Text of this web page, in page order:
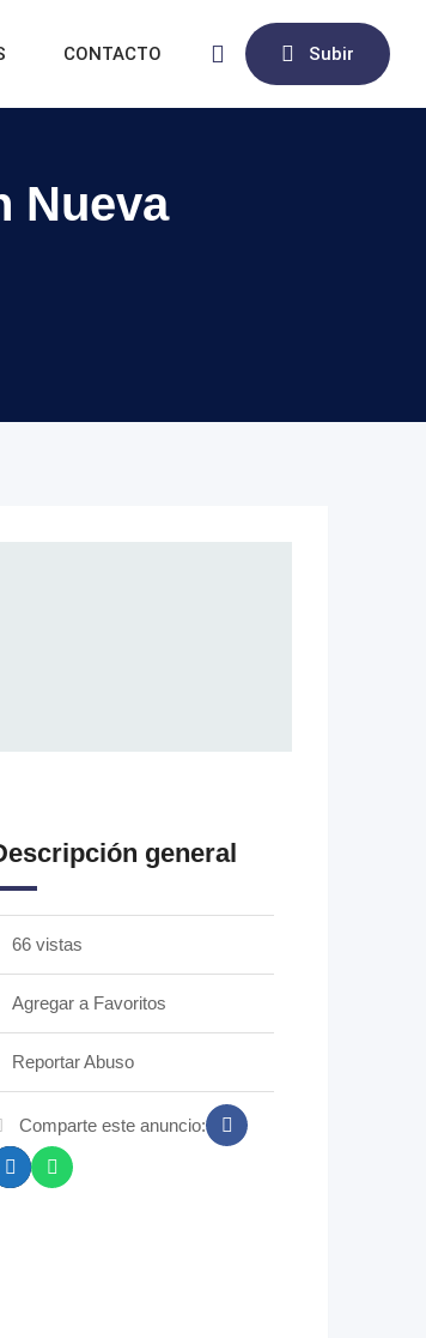
Subir
CONTACTO
Nueva
general
66 vistas
Agregar a Favoritos
Reportar Abuso
Comparte este anuncio: